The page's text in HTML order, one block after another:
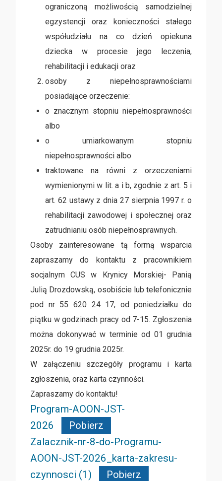
ograniczoną możliwością samodzielnej
egzystencji oraz konieczności stałego
współudziału na co dzień opiekuna
dziecka w procesie jego leczenia,
rehabilitacji i edukacji oraz
osoby z niepełnosprawnościami
posiadające orzeczenie:
o znacznym stopniu niepełnosprawności
albo
o umiarkowanym stopniu
niepełnosprawności albo
traktowane na równi z orzeczeniami
wymienionymi w lit. a i b, zgodnie z art. 5 i
art. 62 ustawy z dnia 27 sierpnia 1997 r. o
rehabilitacji zawodowej i społecznej oraz
zatrudnianiu osób niepełnosprawnych.
Osoby zainteresowane tą formą wsparcia
zapraszamy do kontaktu z pracownikiem
socjalnym CUS w Krynicy Morskiej- Panią
Julią Drozdowską, osobiście lub telefonicznie
pod nr 55 620 24 17, od poniedziałku do
piątku w godzinach pracy od 7-15. Zgłoszenia
można dokonywać w terminie od 01 grudnia
2025r. do 19 grudnia 2025r.
W załączeniu szczegóły programu i karta
zgłoszenia, oraz karta czynności.
Zapraszamy do kontaktu!
Program-AOON-JST-
2026
Pobierz
Zalacznik-nr-8-do-Programu-
AOON-JST-2026_karta-zakresu-
czynnosci (1)
Pobierz